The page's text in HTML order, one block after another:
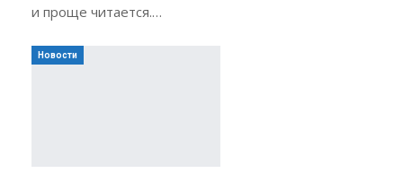
и проще читается.…
Новости